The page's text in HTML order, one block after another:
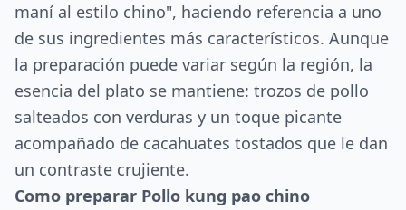
maní al estilo chino", haciendo referencia a uno
de sus ingredientes más característicos. Aunque
la preparación puede variar según la región, la
esencia del plato se mantiene: trozos de pollo
salteados con verduras y un toque picante
acompañado de cacahuates tostados que le dan
un contraste crujiente.
Como preparar Pollo kung pao chino